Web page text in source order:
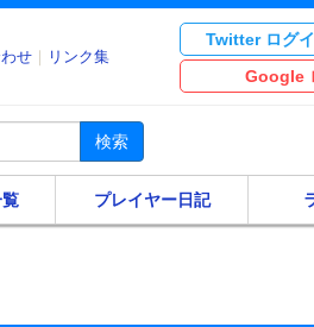
せ リンク集
Twitter ログ
Google
検索
プレイヤー日記